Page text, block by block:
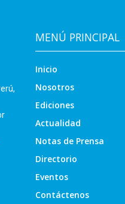
MENÚ PRINCIPAL
Inicio
Nosotros
Ediciones
Actualidad
Notas de Prensa
Directorio
Eventos
Contáctenos